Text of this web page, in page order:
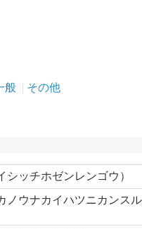
般 その他
シッチホゼンレンゴウ）
ノウナカイハツニカンス